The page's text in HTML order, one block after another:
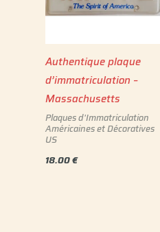
Authentique plaque
d’immatriculation –
Massachusetts
Plaques d'Immatriculation
Américaines et Décoratives
US
18.00€